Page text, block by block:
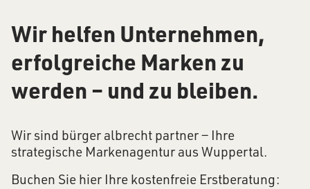
Wir helfen Unternehmen,
erfolgreiche Marken zu
werden – und zu bleiben.
Wir sind bürger albrecht partner − Ihre
strategische Markenagentur aus Wuppertal.
Buchen Sie hier Ihre kostenfreie Erstberatung: